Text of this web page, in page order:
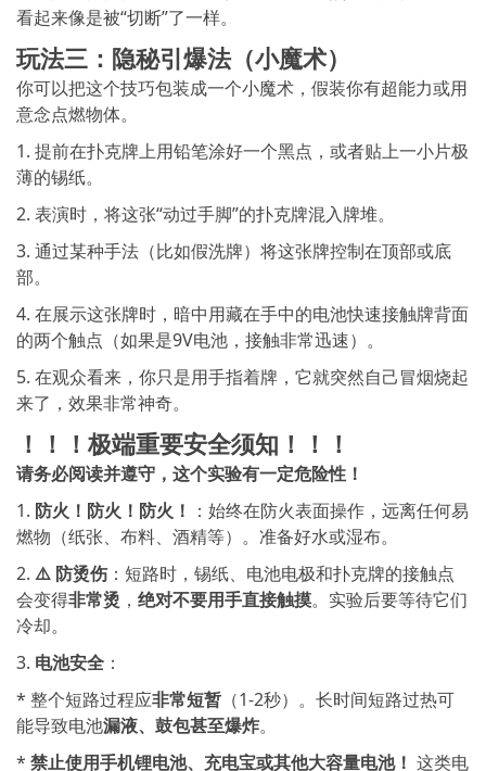
看起来像是被“切断”了一样。
玩法三：隐秘引爆法（小魔术）
你可以把这个技巧包装成一个小魔术，假装你有超能力或用
意念点燃物体。
1. 提前在扑克牌上用铅笔涂好一个黑点，或者贴上一小片极
薄的锡纸。
2. 表演时，将这张“动过手脚”的扑克牌混入牌堆。
3. 通过某种手法（比如假洗牌）将这张牌控制在顶部或底
部。
4. 在展示这张牌时，暗中用藏在手中的电池快速接触牌背面
的两个触点（如果是9V电池，接触非常迅速）。
5. 在观众看来，你只是用手指着牌，它就突然自己冒烟烧起
来了，效果非常神奇。
！！！极端重要安全须知！！！
请务必阅读并遵守，这个实验有一定危险性！
1. 防火！防火！防火！ ：始终在防火表面操作，远离任何易
燃物（纸张、布料、酒精等）。准备好水或湿布。
2. ⚠️ 防烫伤 ：短路时，锡纸、电池电极和扑克牌的接触点
会变得非常烫 ， 绝对不要用手直接触摸。实验后要等待它们
冷却。
3. 电池安全 ：
* 整个短路过程应非常短暂 （1-2秒）。长时间短路过热可
能导致电池漏液、鼓包甚至爆炸。
* 禁止使用手机锂电池、充电宝或其他大容量电池！ 这类电